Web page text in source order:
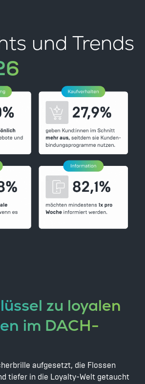
und Trends
zu loyalen
im DACH-
aufgesetzt, die Flossen
tiefer in die Loyalty-Welt getaucht